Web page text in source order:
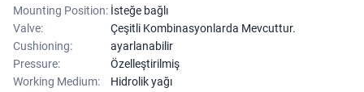
Mounting Position: İsteğe bağlı
Valve:
Çeşitli Kombinasyonlarda Mevcuttur.
Cushioning:
ayarlanabilir
Pressure:
Özelleştirilmiş
Working Medium:
Hidrolik yağı